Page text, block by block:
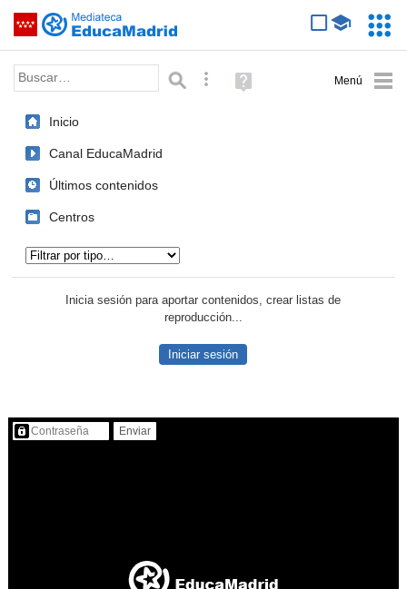
Saltar navegación
Palabra o frase: Búsqueda avanzada
Ayuda
(en
Inicio
Canal EducaMadrid
Últimos contenidos
Centros
Inicia sesión para aportar contenidos, crear listas de
reproducción...
Iniciar sesión
Contenido protegido…